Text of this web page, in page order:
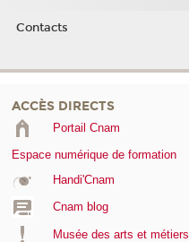
Contacts
ACCÈS DIRECTS
Portail Cnam
Espace numérique de formation
Handi'Cnam
Cnam blog
Musée des arts et métiers